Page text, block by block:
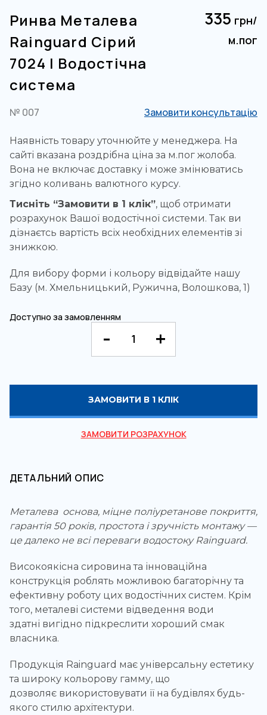
Ринва Металева
Rainguard Сірий
7024 | Водостічна
система
335 грн/
м.пог
№ 007 Замовити консультацію
Наявність товару уточнюйте у менеджера. На
сайті вказана роздрібна ціна за м.пог жолоба.
Вона не включає доставку і може змінюватись
згідно коливань валютного курсу.
Тисніть “Замовити в 1 клік”, щоб отримати
розрахунок Вашої водостічної системи. Так ви
дізнаєтсь вартість всіх необхідних елементів зі
знижкою.
Для вибору форми і кольору відвідайте нашу
Базу (м. Хмельницький, Ружична, Волошкова, 1)
Доступно за замовленням
ЗАМОВИТИ В 1 КЛІК
ЗАМОВИТИ РОЗРАХУНОК
ДЕТАЛЬНИЙ ОПИС
Металева основа, міцне поліуретанове покриття,
гарантія 50 років, простота і зручність монтажу —
це далеко не всі переваги водостоку Rainguard.
Високоякісна сировина та інноваційна
конструкція роблять можливою багаторічну та
ефективну роботу цих водостічних систем. Крім
того, металеві системи відведення води
здатні вигідно підкреслити хороший смак
власника.
Продукція Rainguard має універсальну естетику
та широку кольорову гамму, що
дозволяє використовувати її на будівлях будь-
якого стилю архітектури.